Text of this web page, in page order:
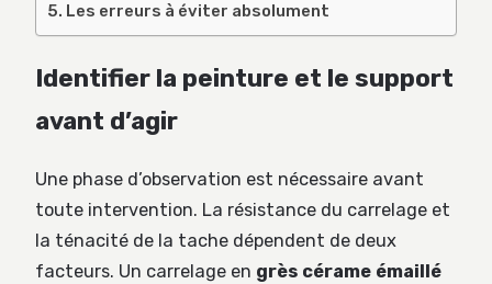
Les erreurs à éviter absolument
Identifier la peinture et le support
avant d’agir
Une phase d’observation est nécessaire avant
toute intervention. La résistance du carrelage et
la ténacité de la tache dépendent de deux
facteurs. Un carrelage en grès cérame émaillé